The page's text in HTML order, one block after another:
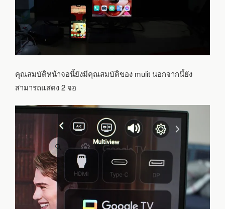
คุณสมบัติหน้าจอนี้ยังมีคุณสมบัติของ mulit นอกจากนี้ยัง
สามารถแสดง 2 จอ